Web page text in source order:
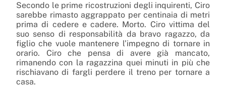
Secondo le prime ricostruzioni degli inquirenti, Ciro
sarebbe rimasto aggrappato per centinaia di metri
prima di cedere e cadere. Morto. Ciro vittima del
suo senso di responsabilità da bravo ragazzo, da
figlio che vuole mantenere l’impegno di tornare in
orario. Ciro che pensa di avere già mancato,
rimanendo con la ragazzina quei minuti in più che
rischiavano di fargli perdere il treno per tornare a
casa.